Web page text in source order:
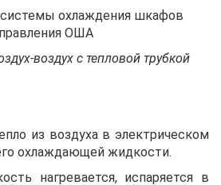
воздух с тепловой трубкой
из воздуха в электрическом
охлаждающей жидкости.
нагревается, испаряется в